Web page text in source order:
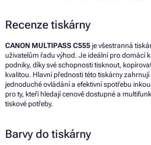
Recenze tiskárny
CANON MULTIPASS C555 je všestranná
uživatelům řadu výhod. Je ideální pro domácí
podniky, díky své schopnosti tisknout,
kvalitou. Hlavní přednosti této tiskárny
jednoduché ovládání a efektivní spotřebu
pro ty, kteří hledají cenově dostupné a
tiskové potřeby.
Barvy do tiskárny